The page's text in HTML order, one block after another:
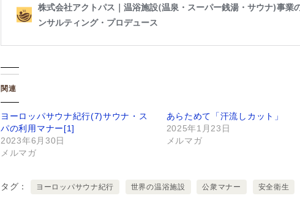
関連
ヨーロッパサウナ紀行(7)サウナ・ス
パの利用マナー[1]
2023年6月30日
メルマガ
あらためて「汗流しカット」
2025年1月23日
メルマガ
タグ ヨーロッパサウナ紀行 世界の温浴施設 公衆マナー 安全衛生